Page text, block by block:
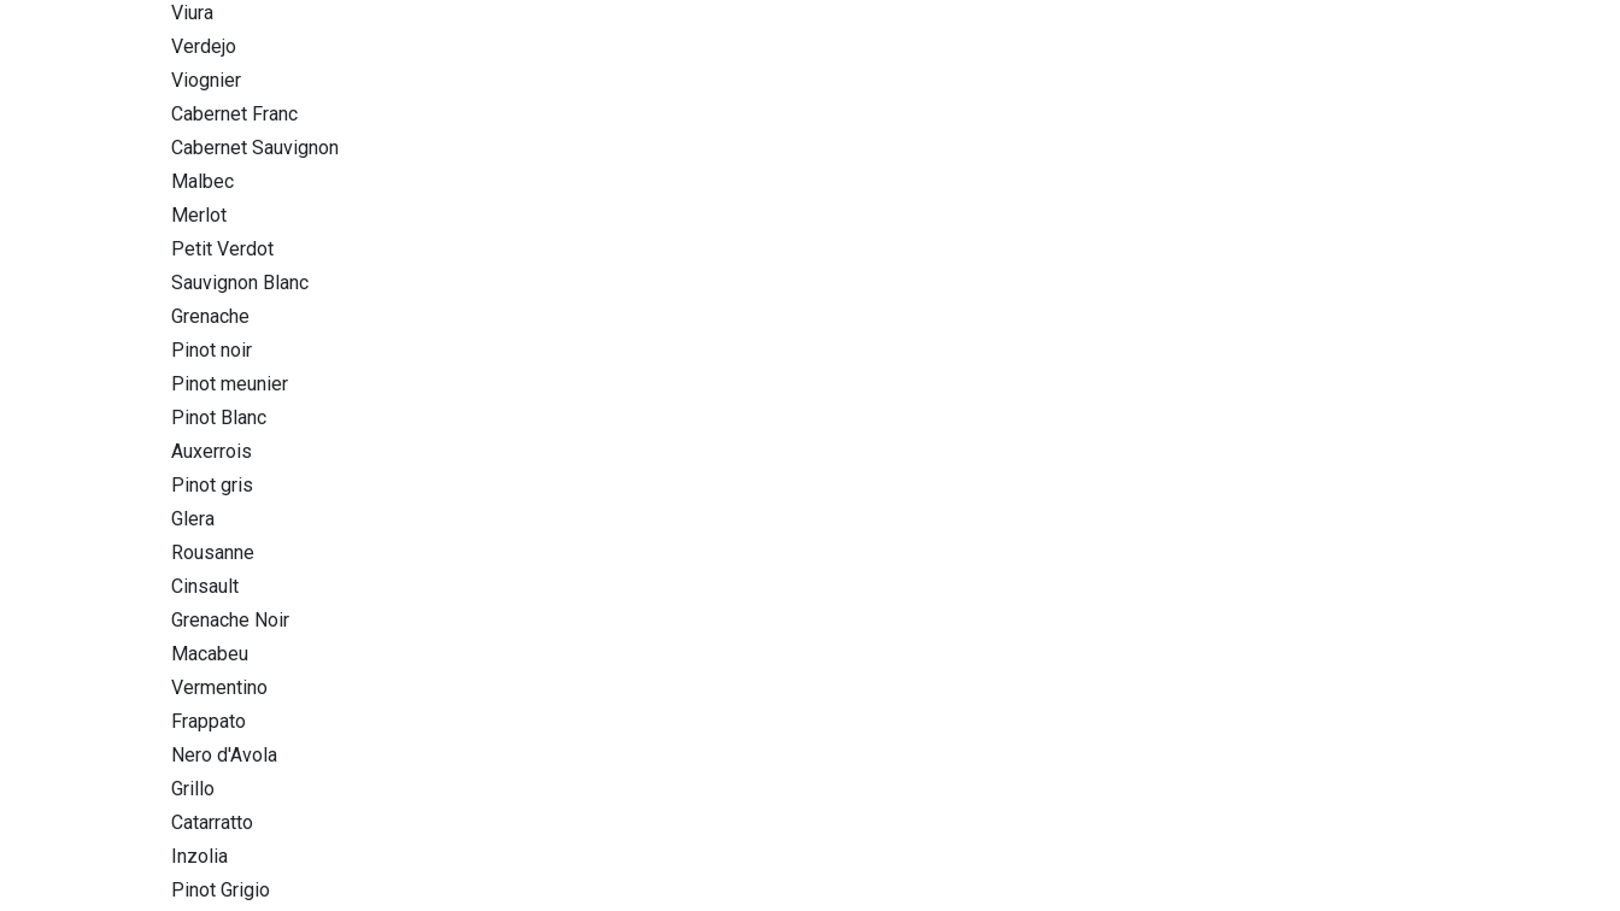
Viura
Verdejo
Viognier
Cabernet Franc
Cabernet Sauvignon
Malbec
Merlot
Petit Verdot
Sauvignon Blanc
Grenache
Pinot noir
Pinot meunier
Pinot Blanc
Auxerrois
Pinot gris
Glera
Rousanne
Cinsault
Grenache Noir
Macabeu
Vermentino
Frappato
Nero d'Avola
Grillo
Catarratto
Inzolia
Pinot Grigio